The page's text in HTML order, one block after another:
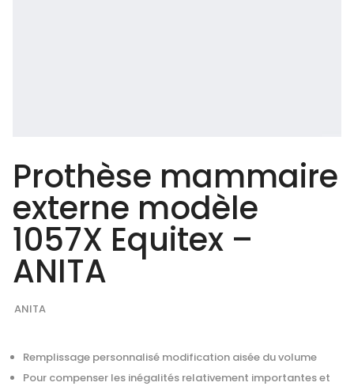
Prothèse mammaire
externe modèle
1057X Equitex –
ANITA
ANITA
Remplissage personnalisé modification aisée du volume
Pour compenser les inégalités relativement importantes et